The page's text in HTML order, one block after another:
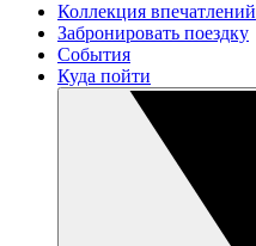
Коллекция впечатлений
Забронировать поездку
События
Куда пойти